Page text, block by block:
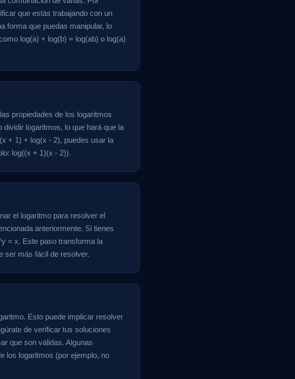
que estás trabajando con un
forma que puedas manipular, lo
log(a) + log(b) = log(ab) o log(a)
propiedades de los logaritmos
logaritmos, lo que hará que la
+ 1) + log(x - 2), puedes usar la
log((x + 1)(x - 2)).
el logaritmo para resolver el
anteriormente. Si tienes
= x. Este paso transforma la
ser más fácil de resolver.
Esto puede implicar resolver
de verificar tus soluciones
que son válidas. Algunas
los logaritmos (por ejemplo, no